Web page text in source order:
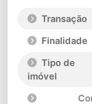
Transação
Finalidade
Tipo de
imóvel